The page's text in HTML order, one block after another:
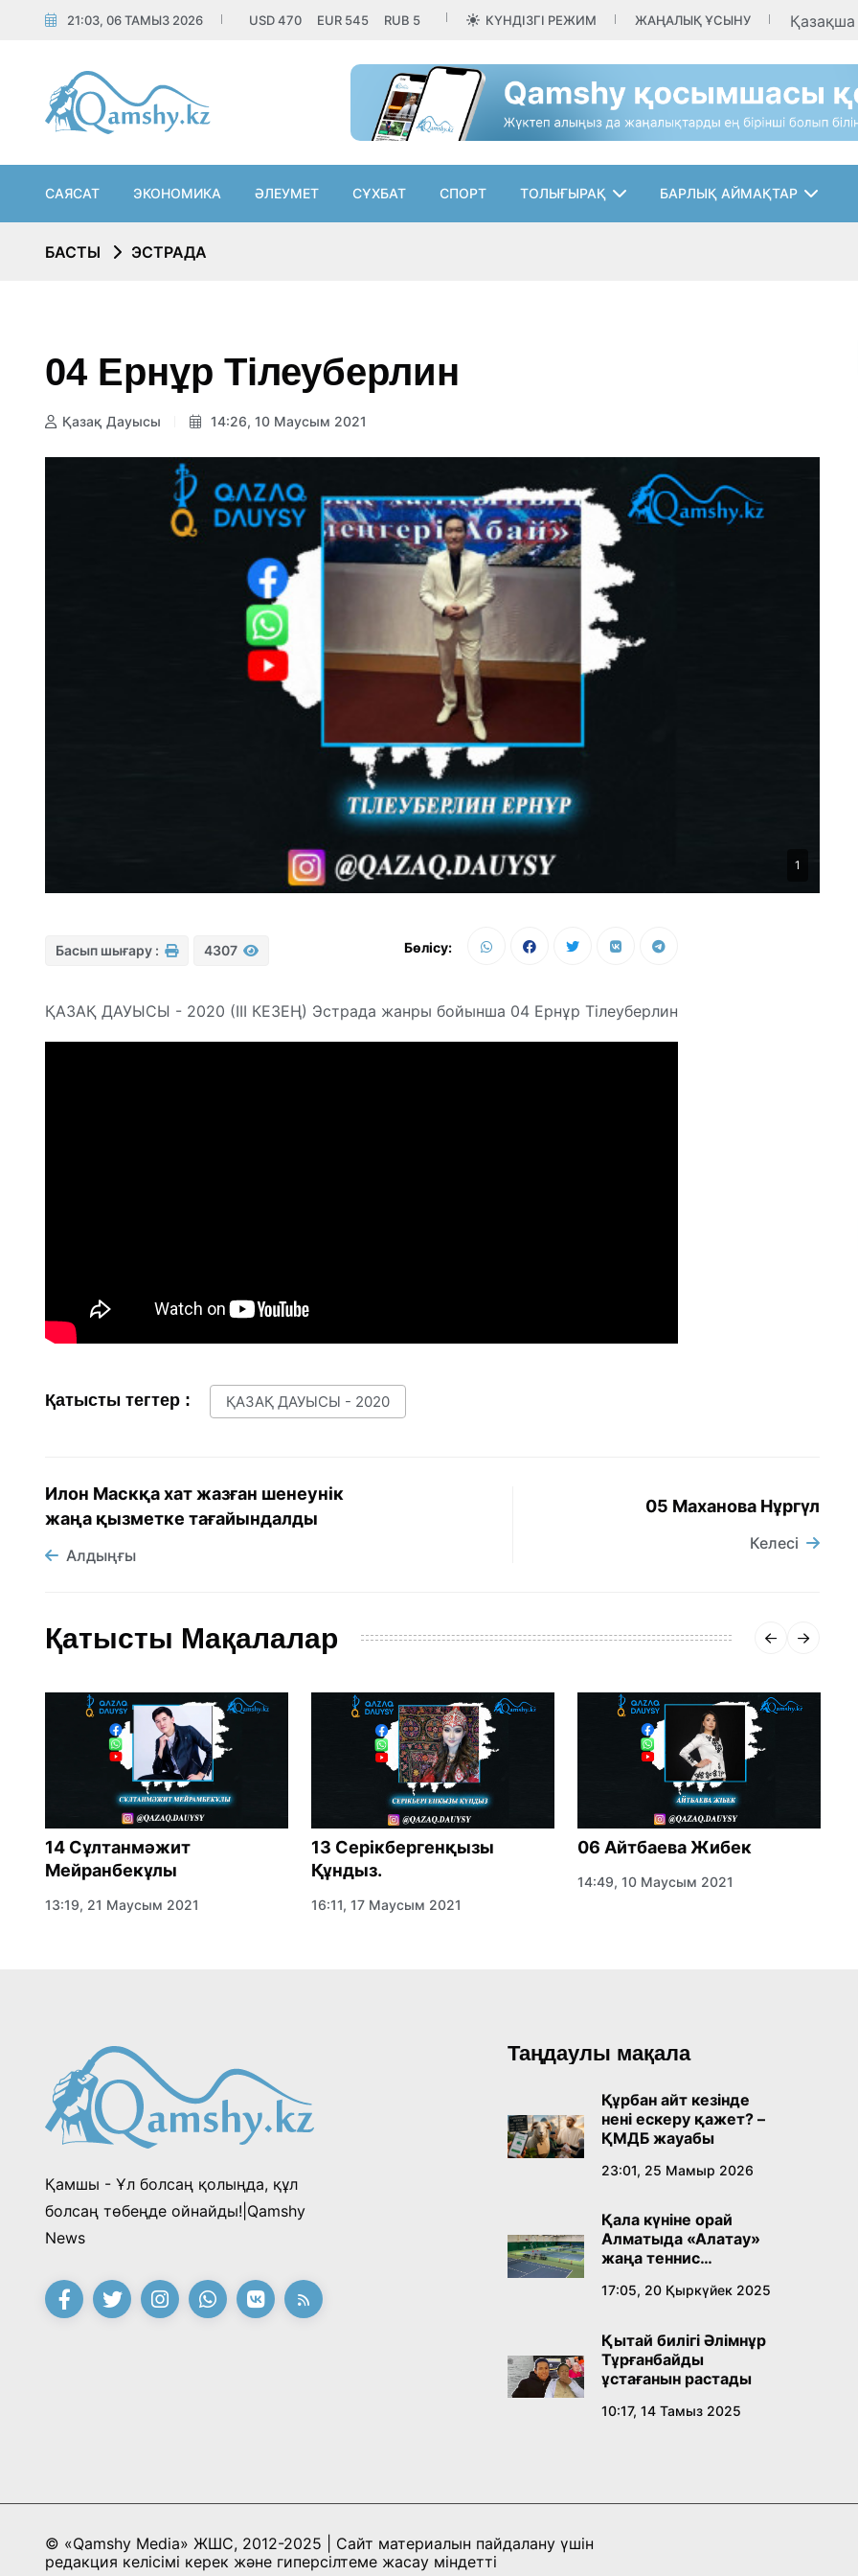
21:03, 06 ТАМЫЗ 2026 USD470 EUR 545 RUB 5 КҮНДІЗГІ РЕЖИМ ЖАҢАЛЫҚ ҰСЫНУ Қазақша
САЯСАТ ЭКОНОМИКА ӘЛЕУМЕТ СҰХБАТ СПОРТ ТОЛЫҒЫРАҚ БАРЛЫҚ АЙМАҚТАР
БАСТЫ ЭСТРАДА
04 Ернұр Тілеуберлин
Қазақ Дауысы 14:26, 10 Маусым 2021
1
Басып шығару : 4307 Бөлісу:
ҚАЗАҚ ДАУЫСЫ - 2020 (III КЕЗЕҢ) Эстрада жанры бойынша 04 Ернұр Тілеуберлин
Қатысты тегтер : ҚАЗАҚ ДАУЫСЫ - 2020
Илон Маскқа хат жазған шенеунік
жаңа қызметке тағайындалды
Алдыңғы
05 Маханова Нұргүл
Келесі
Қатысты Мақалалар
14 Сұлтанмәжит
Мейранбекұлы
13:19, 21 Маусым 2021
13 Серікбергенқызы
Құндыз.
16:11, 17 Маусым 2021
06 Айтбаева Жибек
14:49, 10 Маусым 2021
Қамшы - Ұл болсаң қолыңда, құл
болсаң төбеңде ойнайды!|Qamshy
News
Таңдаулы мақала
Құрбан айт кезінде
нені ескеру қажет? –
ҚМДБ жауабы
23:01, 25 Мамыр 2026
Қала күніне орай
Алматыда «Алатау»
жаңа теннис
17:05, 20 Қыркүйек 2025
Қытай билігі Әлімнұр
Тұрғанбайды
ұстағанын растады
10:17, 14 Тамыз 2025
© «Qamshy Media» ЖШС, 2012-2025 | Сайт материалын пайдалану үшін
редакция келісімі керек және гиперсілтеме жасау міндетті